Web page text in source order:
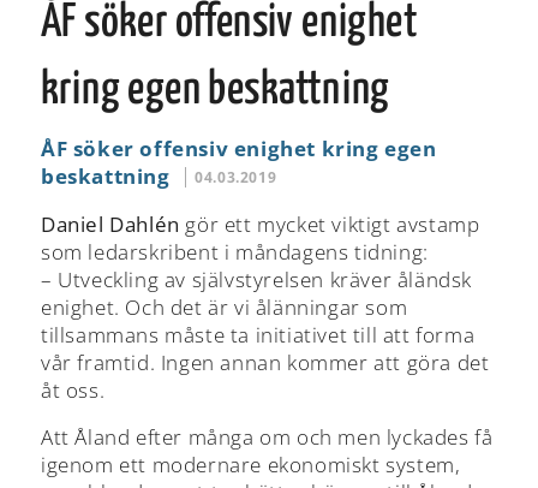
ÅF söker offensiv enighet
kring egen beskattning
ÅF söker offensiv enighet kring egen
beskattning
04.03.2019
Daniel Dahlén gör ett mycket viktigt avstamp
som ledarskribent i måndagens tidning:
– Utveckling av självstyrelsen kräver åländsk
enighet. Och det är vi ålänningar som
tillsammans måste ta initiativet till att forma
vår framtid. Ingen annan kommer att göra det
åt oss.
Att Åland efter många om och men lyckades få
igenom ett modernare ekonomiskt system,